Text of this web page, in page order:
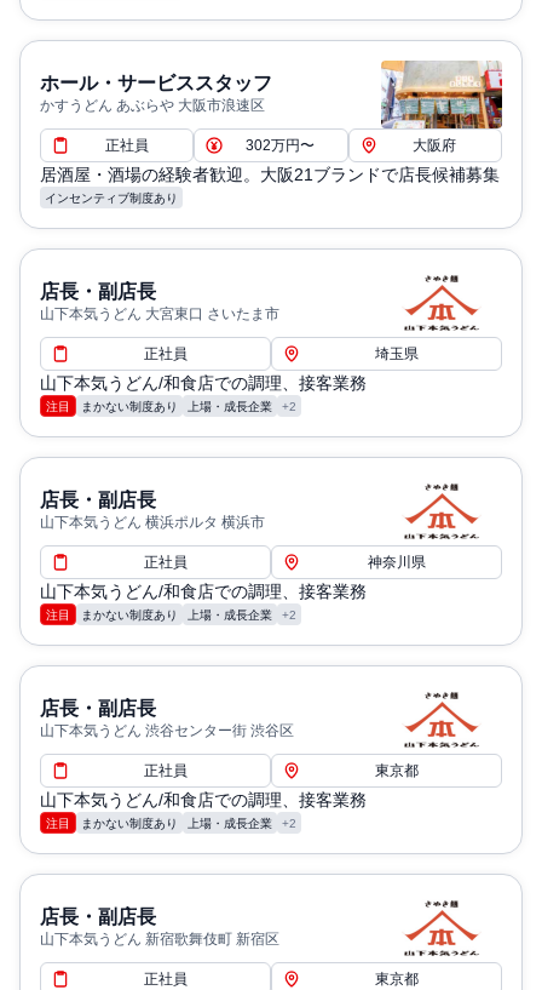
ホール・サービススタッフ
かすうどん あぶらや 大阪市浪速区
正社員 302万円〜 大阪府
居酒屋・酒場の経験者歓迎。大阪21ブランドで店長候補募集
インセンティブ制度あり
店長・副店長
山下本気うどん 大宮東口 さいたま市
正社員 埼玉県
山下本気うどん/和食店での調理、接客業務
注目 まかない制度あり 上場・成長企業 +2
店長・副店長
山下本気うどん 横浜ポルタ 横浜市
正社員 神奈川県
山下本気うどん/和食店での調理、接客業務
注目 まかない制度あり 上場・成長企業 +2
店長・副店長
山下本気うどん 渋谷センター街 渋谷区
正社員 東京都
山下本気うどん/和食店での調理、接客業務
注目 まかない制度あり 上場・成長企業 +2
店長・副店長
山下本気うどん 新宿歌舞伎町 新宿区
正社員 東京都